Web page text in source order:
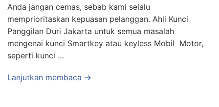
Anda jangan cemas, sebab kami selalu
memprioritaskan kepuasan pelanggan. Ahli Kunci
Panggilan Duri Jakarta untuk semua masalah
mengenai kunci Smartkey atau keyless Mobil Motor,
seperti kunci …
Lanjutkan membaca →